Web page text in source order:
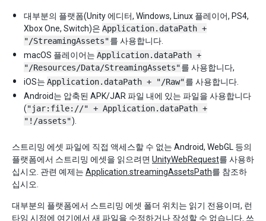
대부분의 플랫폼(Unity 에디터, Windows, Linux 플레이어, PS4,
Xbox One, Switch)은 Application.dataPath +
"/StreamingAssets"를 사용합니다.
macOS 플레이어는 Application.dataPath +
"/Resources/Data/StreamingAssets"를 사용합니다,
iOS는 Application.dataPath + "/Raw"를 사용합니다.
Android는 압축된 APK/JAR 파일 내에 있는 파일을 사용합니다
("jar:file://" + Application.dataPath +
"!/assets").
스트리밍 에셋 파일에 직접 액세스할 수 없는 Android, WebGL 등의
플랫폼에서 스트리밍 에셋을 읽으려면 UnityWebRequest를 사용하
십시오. 관련 예제는 Application.streamingAssetsPath를 참조하
십시오.
대부분의 플랫폼에서 스트리밍 에셋 폴더 위치는 읽기 전용이며, 런
타임 시점에 여기에서 새 파일을 수정하거나 작성할 수 없습니다. 쓰